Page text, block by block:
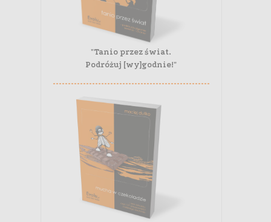
"Tanio przez świat.
Podróżuj [wy]godnie!"